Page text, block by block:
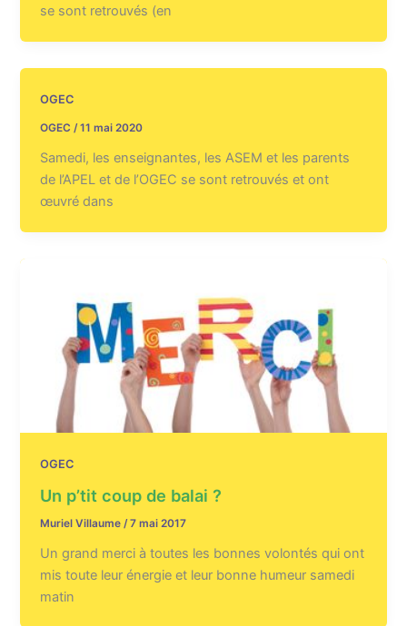
se sont retrouvés (en
OGEC
OGEC/11 mai 2020
Samedi, les enseignantes, les ASEM et les parents
de l’APEL et de l’OGEC se sont retrouvés et ont
œuvré dans
OGEC
Un p’tit coup de balai ?
Muriel Villaume /7 mai 2017
Un grand merci à toutes les bonnes volontés qui ont
mis toute leur énergie et leur bonne humeur samedi
matin